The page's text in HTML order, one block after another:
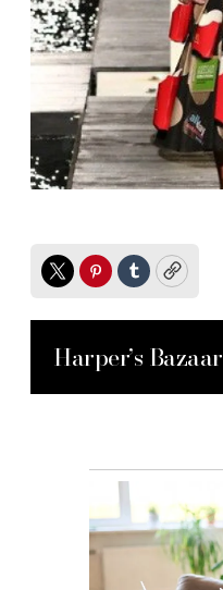
TwitterPinterest
TumblrCopy
Harper’s Bazaar